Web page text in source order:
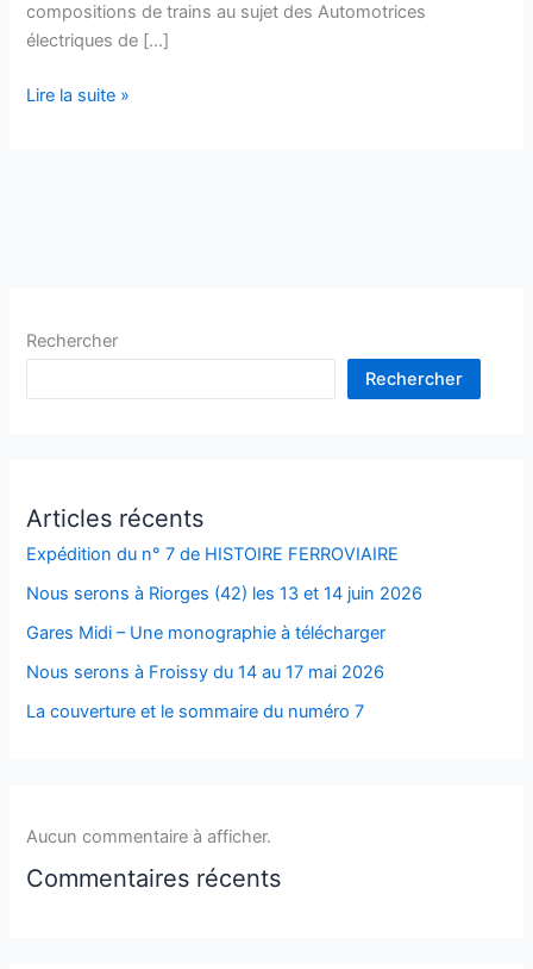
compositions de trains au sujet des Automotrices
électriques de […]
Lire la suite »
Rechercher
Rechercher
Articles récents
Expédition du n° 7 de HISTOIRE FERROVIAIRE
Nous serons à Riorges (42) les 13 et 14 juin 2026
Gares Midi – Une monographie à télécharger
Nous serons à Froissy du 14 au 17 mai 2026
La couverture et le sommaire du numéro 7
Aucun commentaire à afficher.
Commentaires récents